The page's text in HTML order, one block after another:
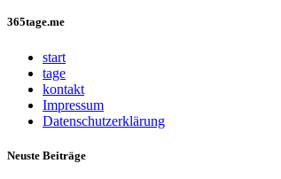
365tage.me
start
tage
kontakt
Impressum
Datenschutzerklärung
Neuste Beiträge